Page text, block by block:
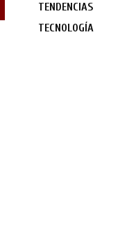
TENDENCIAS
TECNOLOGÍA